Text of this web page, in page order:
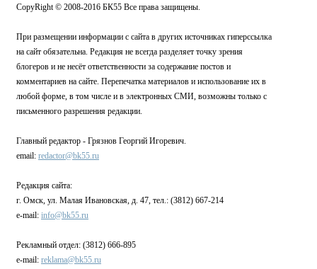
CopyRight © 2008-2016 БК55 Все права защищены.
При размещении информации с сайта в других источниках гиперссылка
на сайт обязательна. Редакция не всегда разделяет точку зрения
блогеров и не несёт ответственности за содержание постов и
комментариев на сайте. Перепечатка материалов и использование их в
любой форме, в том числе и в электронных СМИ, возможны только с
письменного разрешения редакции.
Главный редактор - Грязнов Георгий Игоревич.
email: redactor@bk55.ru
Редакция сайта:
г. Омск, ул. Малая Ивановская, д. 47, тел.: (3812) 667-214
e-mail: info@bk55.ru
Рекламный отдел: (3812) 666-895
e-mail: reklama@bk55.ru